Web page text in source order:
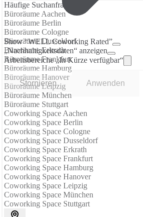
Show “WELL Coworking Rated”
„Nachhaltigkeitsdaten“ anzeigen
Arbeitsbereiche „In Kürze verfügbar“
Stornieren Anwenden
Häufige Suchanfragen
Büroräume Aachen
Büroräume Berlin
Büroräume Cologne
Büroräume Dusseldorf
Büroräume Erkrath
Büroräume Frankfurt
Büroräume Hamburg
Büroräume Hanover
Büroräume Leipzig
Büroräume München
Büroräume Stuttgart
Coworking Space Aachen
Coworking Space Berlin
Coworking Space Cologne
Coworking Space Dusseldorf
Coworking Space Erkrath
Coworking Space Frankfurt
Coworking Space Hamburg
Coworking Space Hanover
Coworking Space Leipzig
Coworking Space München
Coworking Space Stuttgart